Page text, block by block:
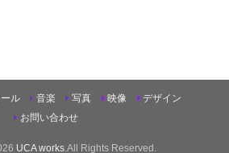
ル 音楽 写真 映像
デザイン
お問い合わせ
UCA works.All Rights Reserved.